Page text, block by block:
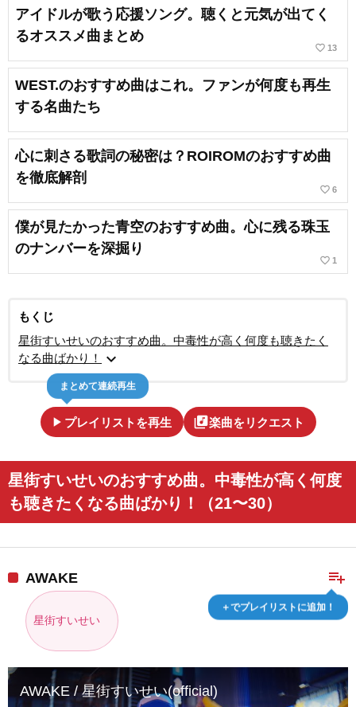
アイドルが歌う応援ソング。聴くと元気が出てく
るオススメ曲まとめ
favorite_border 13
WEST.のおすすめ曲はこれ。ファンが何度も再生
する名曲たち
心に刺さる歌詞の秘密は？ROIROMのおすすめ曲
を徹底解剖
favorite_border 6
僕が見たかった青空のおすすめ曲。心に残る珠玉
のナンバーを深掘り
favorite_border 1
もくじ
星街すいせいのおすすめ曲。中毒性が高く何度も聴きたく
なる曲ばかり！
expand_more
play_arrow プレイリストを再生
まとめて連続再生
library_music楽曲をリクエスト
星街すいせいのおすすめ曲。中毒性が高く何度
も聴きたくなる曲ばかり！（21〜30）
playlist_add
＋でプレイリストに追加！
AWAKE
星街すいせい
AWAKE / 星街すいせい(official)